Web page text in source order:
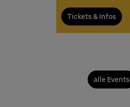
Tickets & Infos
alle Events